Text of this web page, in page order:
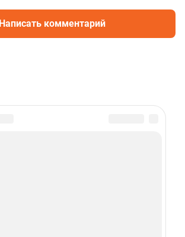
Написать комментарий